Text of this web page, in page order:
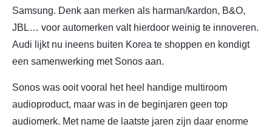
Samsung. Denk aan merken als harman/kardon, B&O,
JBL… voor automerken valt hierdoor weinig te innoveren.
Audi lijkt nu ineens buiten Korea te shoppen en kondigt
een samenwerking met Sonos aan.
Sonos was ooit vooral het heel handige multiroom
audioproduct, maar was in de beginjaren geen top
audiomerk. Met name de laatste jaren zijn daar enorme